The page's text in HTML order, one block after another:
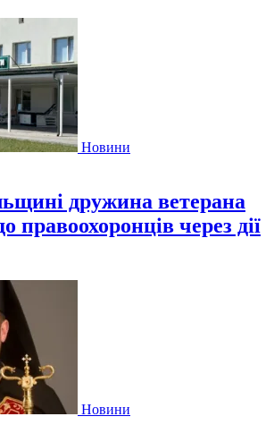
Новини
дружина ветерана
правоохоронців через дії
Новини